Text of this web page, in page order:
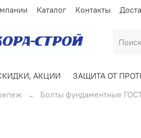
Каталог Контакты
АКЦИИ ЗАЩИТА ОТ
Болты фундаментные